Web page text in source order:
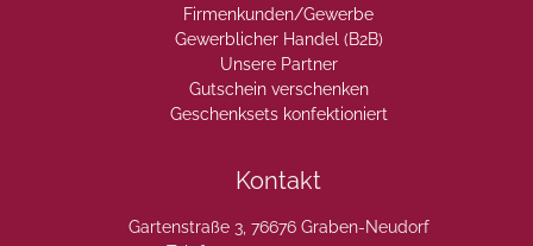
Firmenkunden/Gewerbe
Gewerblicher Handel (B2B)
Unsere Partner
Gutschein verschenken
Geschenksets konfektioniert
Kontakt
Gartenstraße 3, 76676 Graben-Neudorf